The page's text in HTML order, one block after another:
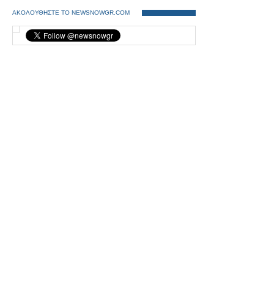
ΑΚΟΛΟΥΘΗΣΤΕ ΤΟ NEWSNOWGR.COM